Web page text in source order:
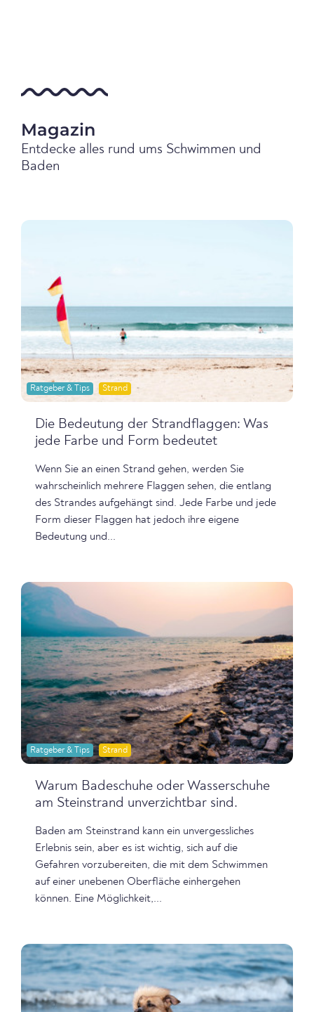
Magazin
Entdecke alles rund ums Schwimmen und
Baden
Ratgeber & Tips Strand
Die Bedeutung der Strandflaggen: Was
jede Farbe und Form bedeutet
Wenn Sie an einen Strand gehen, werden Sie
wahrscheinlich mehrere Flaggen sehen, die entlang
des Strandes aufgehängt sind. Jede Farbe und jede
Form dieser Flaggen hat jedoch ihre eigene
Bedeutung und...
Ratgeber & Tips Strand
Warum Badeschuhe oder Wasserschuhe
am Steinstrand unverzichtbar sind.
Baden am Steinstrand kann ein unvergessliches
Erlebnis sein, aber es ist wichtig, sich auf die
Gefahren vorzubereiten, die mit dem Schwimmen
auf einer unebenen Oberfläche einhergehen
können. Eine Möglichkeit,...